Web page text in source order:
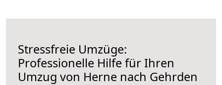
Stressfreie Umzüge:
Professionelle Hilfe für Ihren
Umzug von Herne nach Gehrden